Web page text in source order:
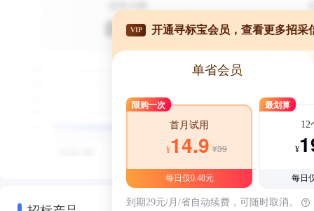
VIP 开通寻标宝会员，查看更多招采
单省会员
限购一次
首月试用
¥14.9 ¥39
每日仅0.48元
最划算
12
¥
每日
到期29元/月/省自动续费，可随时取消。